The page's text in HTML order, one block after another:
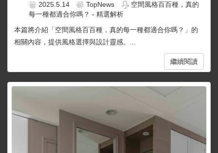
2025.5.14 TopNews
空間風格百百種，真的
每一種都適合你嗎？ - 精選解析
本篇將介紹「空間風格百百種，真的每一種都適合你嗎？」的
相關內容，提供風格選擇與設計靈感。...
繼續閱讀